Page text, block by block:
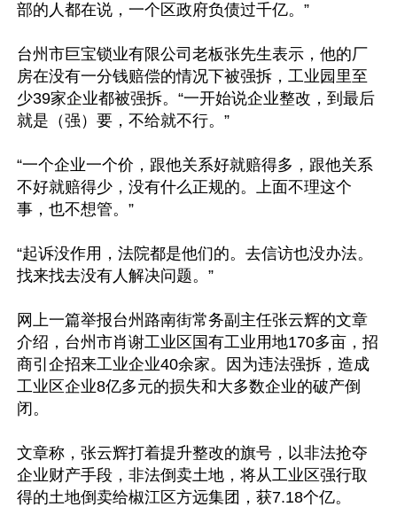
部的人都在说，一个区政府负债过千亿。”
台州市巨宝锁业有限公司老板张先生表示，他的厂
房在没有一分钱赔偿的情况下被强拆，工业园里至
少39家企业都被强拆。“一开始说企业整改，到最后
就是（强）要，不给就不行。”
“一个企业一个价，跟他关系好就赔得多，跟他关系
不好就赔得少，没有什么正规的。上面不理这个
事，也不想管。”
“起诉没作用，法院都是他们的。去信访也没办法。
找来找去没有人解决问题。”
网上一篇举报台州路南街常务副主任张云辉的文章
介绍，台州市肖谢工业区国有工业用地170多亩，招
商引企招来工业企业40余家。因为违法强拆，造成
工业区企业8亿多元的损失和大多数企业的破产倒
闭。
文章称，张云辉打着提升整改的旗号，以非法抢夺
企业财产手段，非法倒卖土地，将从工业区强行取
得的土地倒卖给椒江区方远集团，获7.18个亿。